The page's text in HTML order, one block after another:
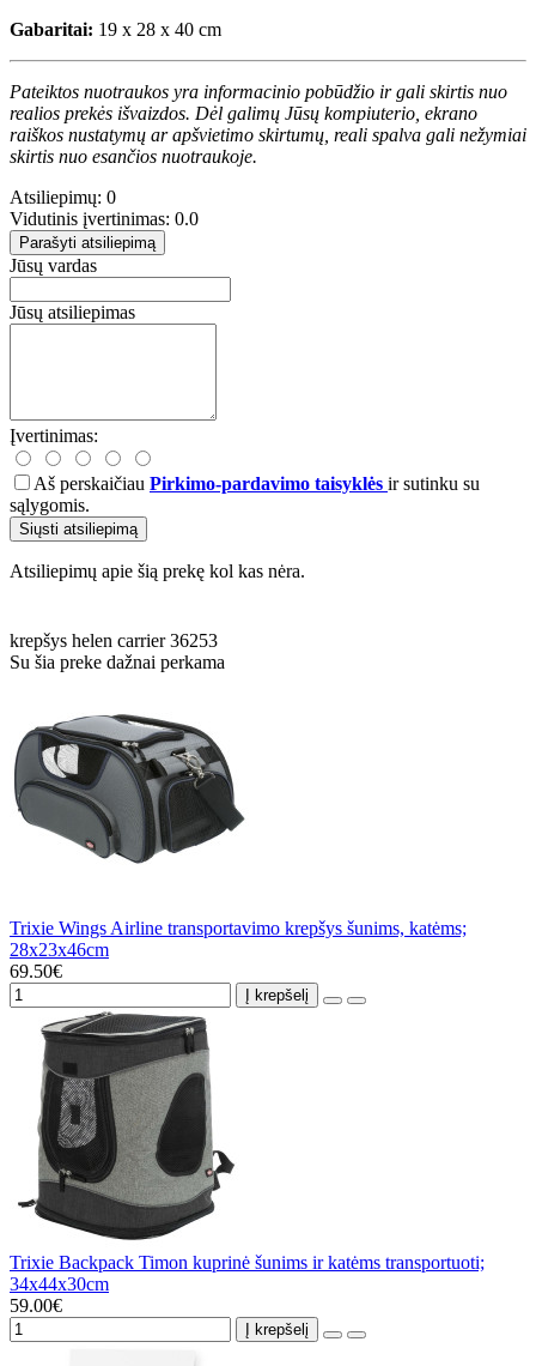
Gabaritai: 19 x 28 x 40 cm
Pateiktos nuotraukos yra informacinio pobūdžio ir gali skirtis nuo
realios prekės išvaizdos. Dėl galimų Jūsų kompiuterio, ekrano
raiškos nustatymų ar apšvietimo skirtumų, reali spalva gali nežymiai
skirtis nuo esančios nuotraukoje.
Atsiliepimų: 0
Vidutinis įvertinimas: 0.0
Parašyti atsiliepimą
Jūsų vardas
Jūsų atsiliepimas
Įvertinimas:
Aš perskaičiau Pirkimo-pardavimo taisyklės ir sutinku su
sąlygomis.
Siųsti atsiliepimą
Atsiliepimų apie šią prekę kol kas nėra.
krepšys helen carrier 36253
Su šia preke dažnai perkama
Trixie Wings Airline transportavimo krepšys šunims, katėms;
28x23x46cm
69.50€
Į krepšelį
Trixie Backpack Timon kuprinė šunims ir katėms transportuoti;
34x44x30cm
59.00€
Į krepšelį